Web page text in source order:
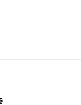
emin olun.